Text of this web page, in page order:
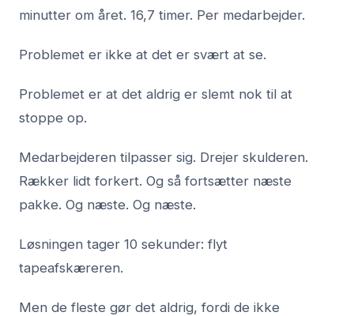
minutter om året. 16,7 timer. Per medarbejder.
Problemet er ikke at det er svært at se.
Problemet er at det aldrig er slemt nok til at
stoppe op.
Medarbejderen tilpasser sig. Drejer skulderen.
Rækker lidt forkert. Og så fortsætter næste
pakke. Og næste. Og næste.
Løsningen tager 10 sekunder: flyt
tapeafskæreren.
Men de fleste gør det aldrig, fordi de ikke